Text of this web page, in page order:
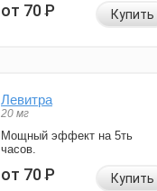
от 70Р Купить
Левитра
20 мг
Мощный эффект на 5ть
часов.
от 70Р Купить